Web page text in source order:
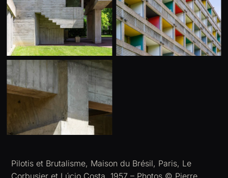
Pilotis et Brutalisme, Maison du Brésil, Paris, Le